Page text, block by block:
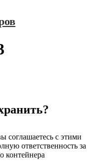
соглашаетесь с этими
ответственность за
контейнера